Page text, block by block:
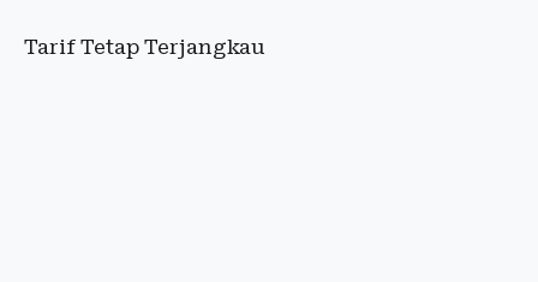
Tarif Tetap Terjangkau